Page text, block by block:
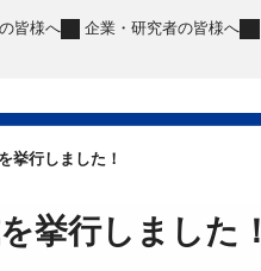
の皆様へ 企業・研究者の皆様へ
挙行しました！
挙行しました！